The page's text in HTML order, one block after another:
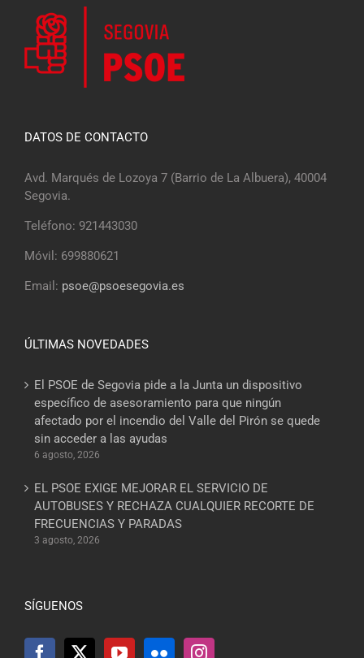
DATOS DE CONTACTO
Avd. Marqués de Lozoya 7 (Barrio de La Albuera), 40004
Segovia.
Teléfono: 921443030
Móvil: 699880621
Email: psoe@psoesegovia.es
ÚLTIMAS NOVEDADES
El PSOE de Segovia pide a la Junta un dispositivo
específico de asesoramiento para que ningún
afectado por el incendio del Valle del Pirón se quede
sin acceder a las ayudas
6 agosto, 2026
EL PSOE EXIGE MEJORAR EL SERVICIO DE
AUTOBUSES Y RECHAZA CUALQUIER RECORTE DE
FRECUENCIAS Y PARADAS
3 agosto, 2026
SÍGUENOS